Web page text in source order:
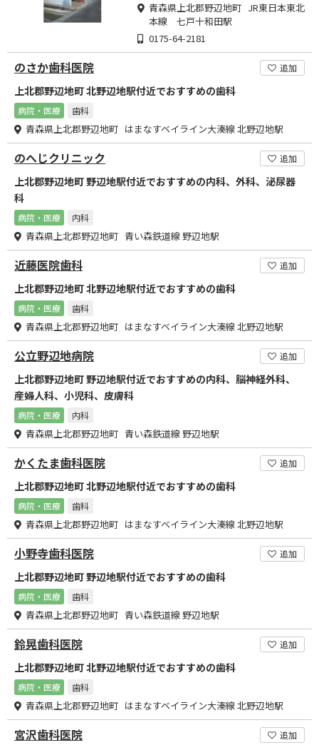
青森県上北郡野辺地町 JR東日本東北
本線 七戸十和田駅
0175-64-2181
のさか歯科医院 追加
上北郡野辺地町 北野辺地駅付近でおすすめの歯科
病院・医療 歯科
青森県上北郡野辺地町 はまなすベイライン大湊線 北野辺地駅
のへじクリニック 追加
上北郡野辺地町 野辺地駅付近でおすすめの内科、外科、泌尿器
科
病院・医療 内科
青森県上北郡野辺地町 青い森鉄道線 野辺地駅
近藤医院歯科 追加
上北郡野辺地町 北野辺地駅付近でおすすめの歯科
病院・医療 歯科
青森県上北郡野辺地町 はまなすベイライン大湊線 北野辺地駅
公立野辺地病院 追加
上北郡野辺地町 野辺地駅付近でおすすめの内科、脳神経外科、
産婦人科、小児科、皮膚科
病院・医療 内科
青森県上北郡野辺地町 青い森鉄道線 野辺地駅
かくたま歯科医院 追加
上北郡野辺地町 北野辺地駅付近でおすすめの歯科
病院・医療 歯科
青森県上北郡野辺地町 はまなすベイライン大湊線 北野辺地駅
小野寺歯科医院 追加
上北郡野辺地町 野辺地駅付近でおすすめの歯科
病院・医療 歯科
青森県上北郡野辺地町 青い森鉄道線 野辺地駅
鈴晃歯科医院 追加
上北郡野辺地町 北野辺地駅付近でおすすめの歯科
病院・医療 歯科
青森県上北郡野辺地町 はまなすベイライン大湊線 北野辺地駅
宮沢歯科医院 追加